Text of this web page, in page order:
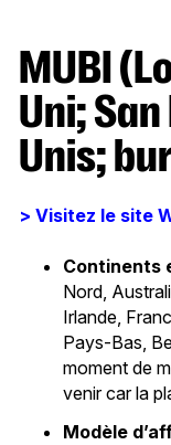
MUBI (Londres, Royaume-
Uni;
Unis;
> Visitez le site
Continents
Nord,
Irlande,
Pays-Bas,
moment de
venir car la
Modèle